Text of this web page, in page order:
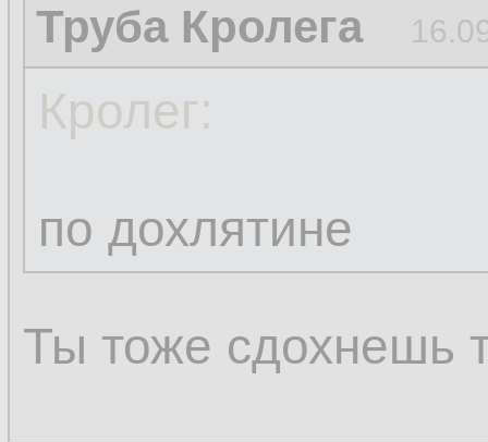
Труба Кролега
Кролег:
по дохлятине
Ты тоже сдохнешь